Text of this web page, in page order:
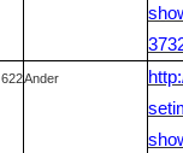
622Ander